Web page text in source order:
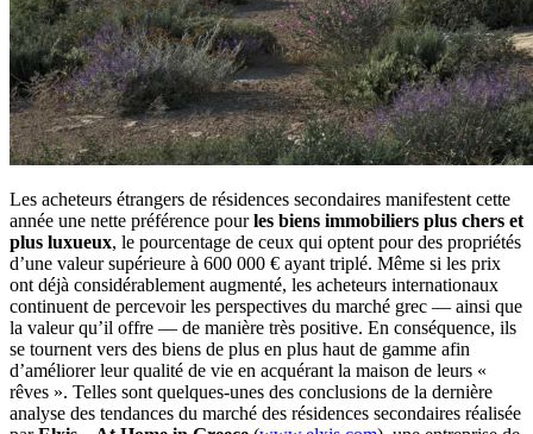
Les acheteurs étrangers de résidences secondaires manifestent cette
année une nette préférence pourles biens immobiliers plus chers et
plus luxueux, le pourcentage de ceux qui optent pour des propriétés
d’une valeur supérieure à 600 000 € ayant triplé. Même si les prix
ont déjà considérablement augmenté, les acheteurs internationaux
continuent de percevoir les perspectives du marché grec — ainsi que
la valeur qu’il offre — de manière très positive. En conséquence, ils
se tournent vers des biens de plus en plus haut de gamme afin
d’améliorer leur qualité de vie en acquérant la maison de leurs «
rêves ». Telles sont quelques-unes des conclusions de la dernière
analyse des tendances du marché des résidences secondaires réalisée